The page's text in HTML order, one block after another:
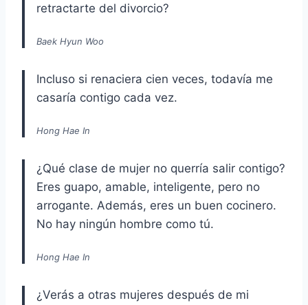
retractarte del divorcio?
Baek Hyun Woo
Incluso si renaciera cien veces, todavía me
casaría contigo cada vez.
Hong Hae In
¿Qué clase de mujer no querría salir contigo?
Eres guapo, amable, inteligente, pero no
arrogante. Además, eres un buen cocinero.
No hay ningún hombre como tú.
Hong Hae In
¿Verás a otras mujeres después de mi